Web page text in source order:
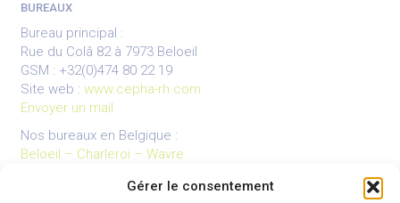
Gérer le consentement
BUREAUX
Bureau principal :
Rue du Colâ 82 à 7973 Beloeil
GSM : +32(0)474 80 22 19
Site web : www.cepha-rh.com
Envoyer un mail
Nos bureaux en Belgique :
Beloeil – Charleroi – Wavre